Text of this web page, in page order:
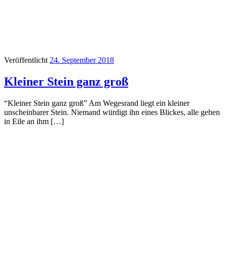
Veröffentlicht24. September 2018
Kleiner Stein ganz groß
“Kleiner Stein ganz groß” Am Wegesrand liegt ein kleiner
unscheinbarer Stein. Niemand würdigt ihn eines Blickes, alle gehen
in Eile an ihm […]